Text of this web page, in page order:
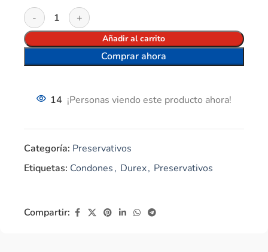
Añadir al carrito
Comprar ahora
14 ¡Personas viendo este producto ahora!
Categoría: Preservativos
Etiquetas: Condones, Durex, Preservativos
Compartir: